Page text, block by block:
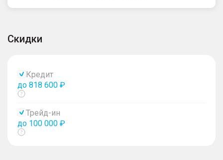
Скидки
Кредит
до 818 600 ₽
Показать
Трейд-ин
до 100 000 ₽
Показать